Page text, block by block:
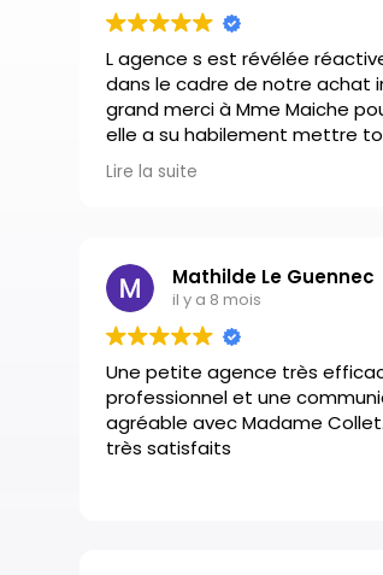
L agence s est révélée
dans le cadre de notre achat
grand merci à Mme Maiche
elle a su habilement mettre
d’accord. Nous
Lire la suite
Mathilde Le Guennec
il y a 8 mois
Une petite agence très
professionnel et une
agréable avec Madame
très satisfaits